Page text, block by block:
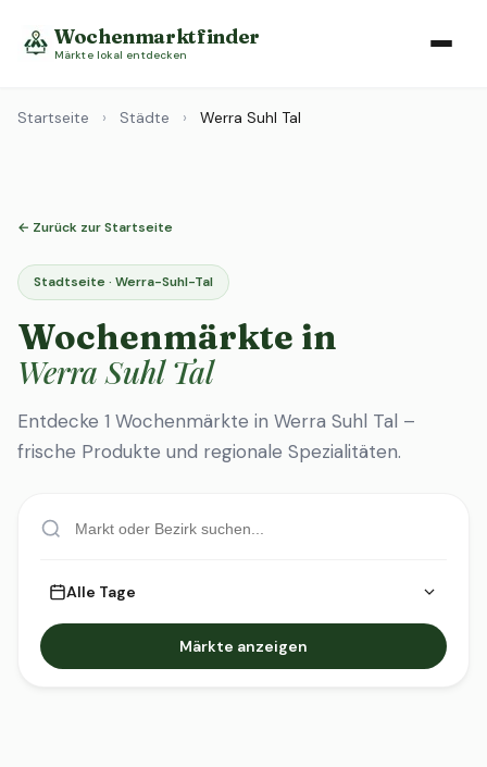
Wochenmarktfinder
Märkte lokal entdecken
Startseite › Städte › Werra Suhl Tal
← Zurück zur Startseite
Stadtseite · Werra-Suhl-Tal
Wochenmärkte in
Werra Suhl Tal
Entdecke 1 Wochenmärkte in Werra Suhl Tal –
frische Produkte und regionale Spezialitäten.
Alle Tage
Märkte anzeigen